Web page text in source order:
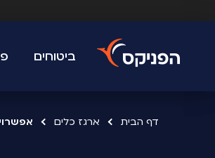
ביטוחים
דף הבית ארגז כלים